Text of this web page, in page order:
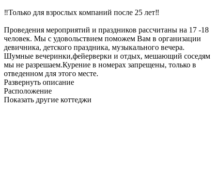
‼️Только для взрослых компаний после 25 лет‼️
Проведения мероприятий и праздников рассчитаны на 17 -18
человек. Мы с удовольствием поможем Вам в организации
девичника, детского праздника, музыкального вечера.
Шумные вечеринки,фейерверки и отдых, мешающий соседям
мы не разрешаем.Курение в номерах запрещены, только в
отведенном для этого месте.
Развернуть описание
Расположение
Показать другие коттеджи